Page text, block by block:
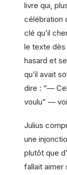
livre qui,
célébration
clé qu’il
le texte dès
hasard et
qu’il avait
dire : “—
voulu” —
Julius
une
plutôt que
fallait aimer